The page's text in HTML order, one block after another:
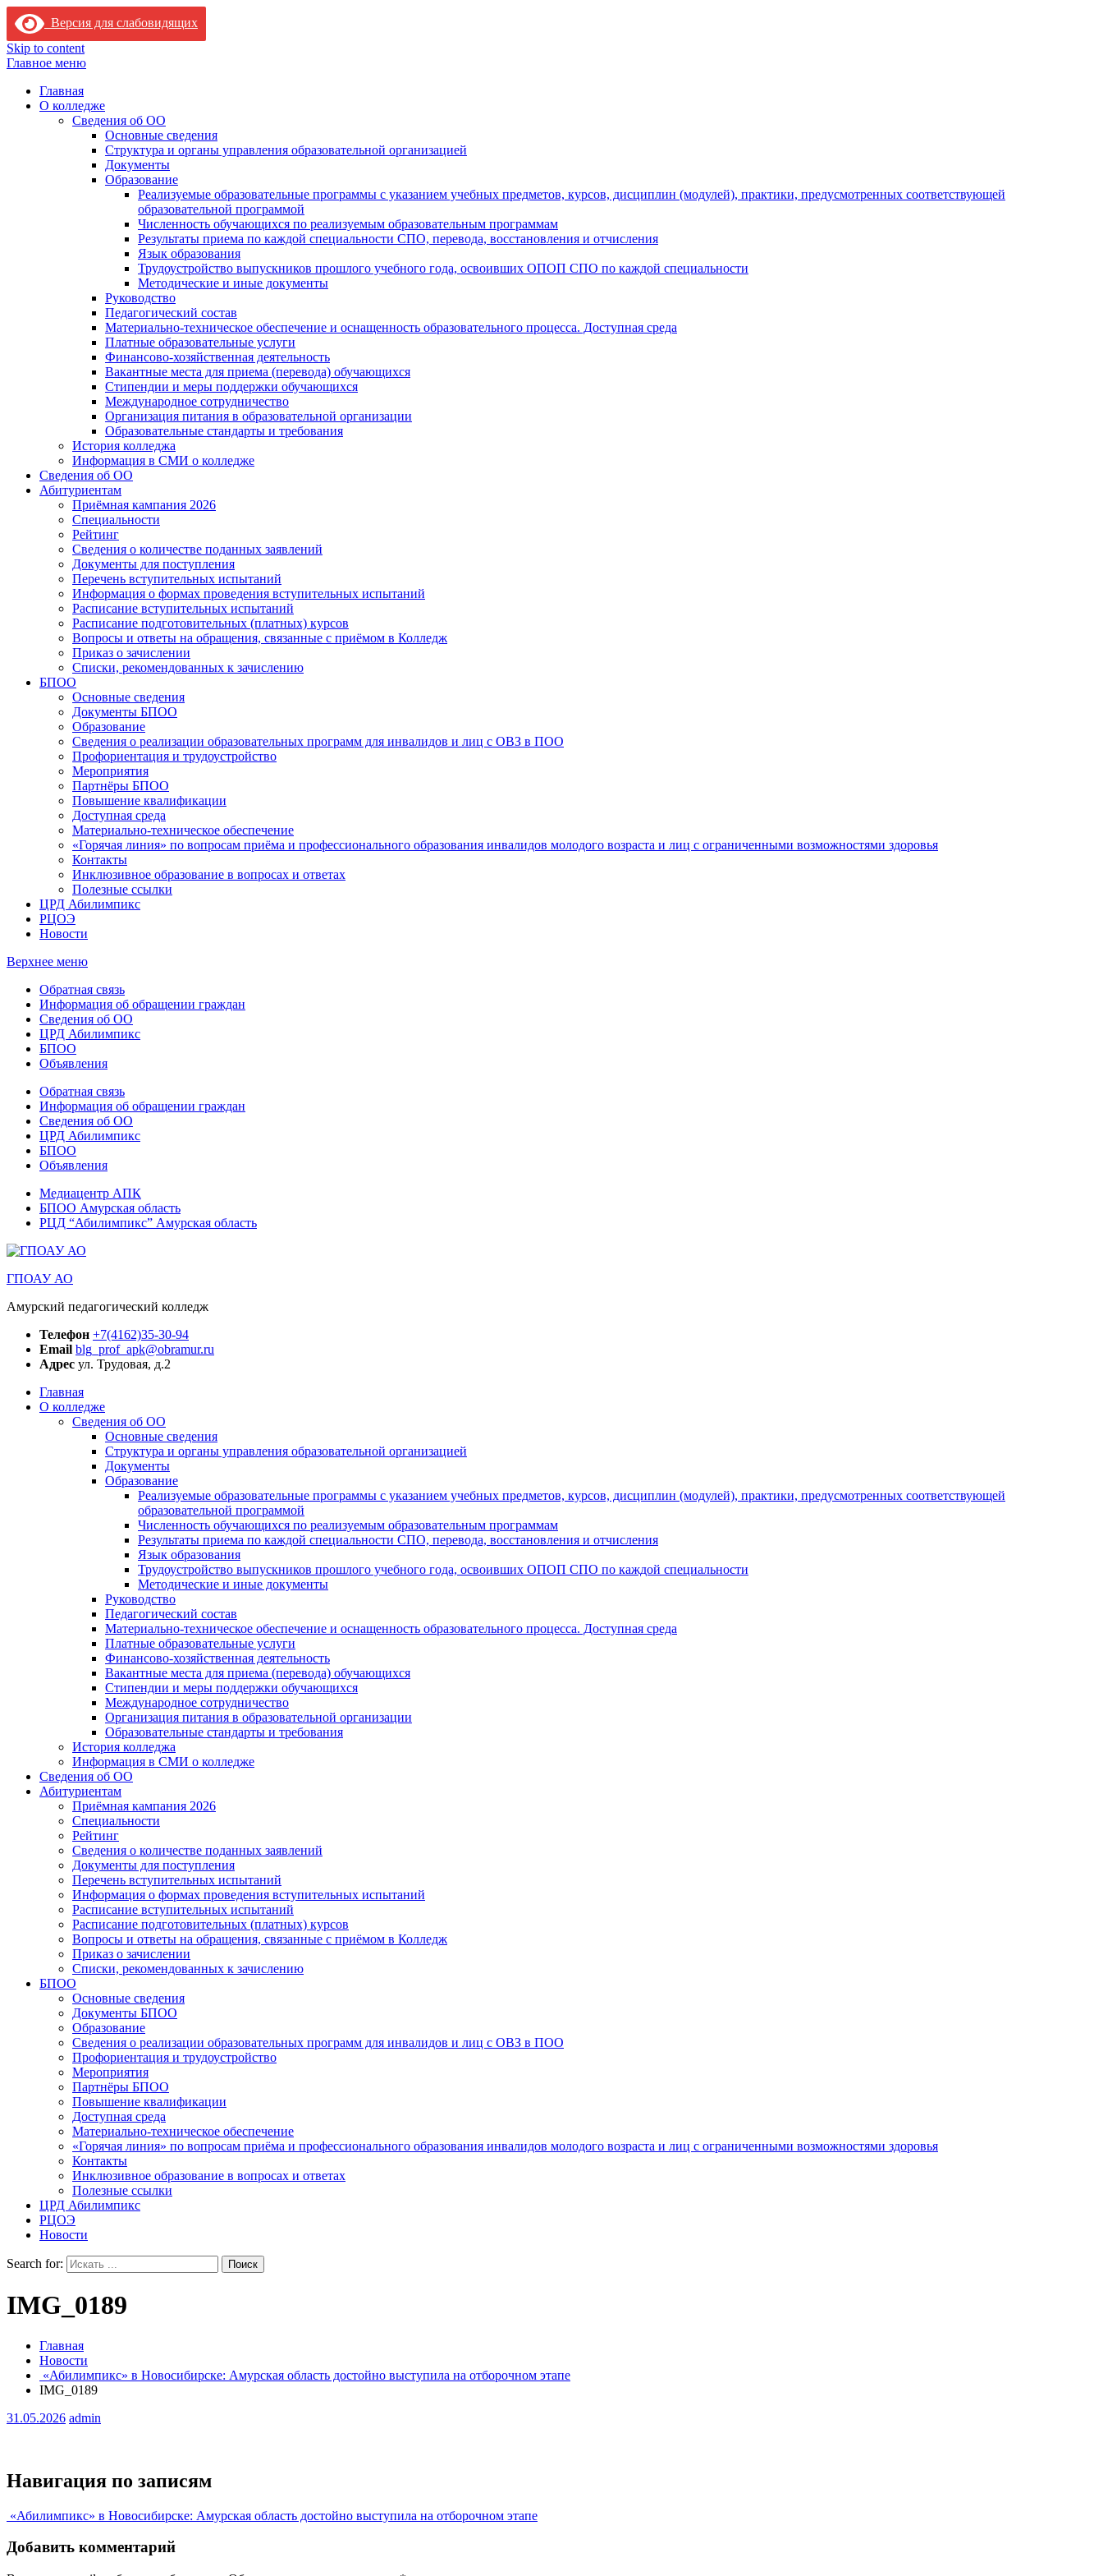
Версия для слабовидящих
Skip to content
Главное меню
Главная
О колледже
Сведения об ОО
Основные сведения
Структура и органы управления образовательной организацией
Документы
Образование
Реализуемые образовательные программы с указанием учебных предметов, курсов, дисциплин (модулей), практики, предусмотренных соответствующей
образовательной программой
Численность обучающихся по реализуемым образовательным программам
Результаты приема по каждой специальности СПО, перевода, восстановления и отчисления
Язык образования
Трудоустройство выпускников прошлого учебного года, освоивших ОПОП СПО по каждой специальности
Методические и иные документы
Руководство
Педагогический состав
Материально-техническое обеспечение и оснащенность образовательного процесса. Доступная среда
Платные образовательные услуги
Финансово-хозяйственная деятельность
Вакантные места для приема (перевода) обучающихся
Стипендии и меры поддержки обучающихся
Международное сотрудничество
Организация питания в образовательной организации
Образовательные стандарты и требования
История колледжа
Информация в СМИ о колледже
Сведения об ОО
Абитуриентам
Приёмная кампания 2026
Специальности
Рейтинг
Сведения о количестве поданных заявлений
Документы для поступления
Перечень вступительных испытаний
Информация о формах проведения вступительных испытаний
Расписание вступительных испытаний
Расписание подготовительных (платных) курсов
Вопросы и ответы на обращения, связанные с приёмом в Колледж
Приказ о зачислении
Списки, рекомендованных к зачислению
БПОО
Основные сведения
Документы БПОО
Образование
Сведения о реализации образовательных программ для инвалидов и лиц с ОВЗ в ПОО
Профориентация и трудоустройство
Мероприятия
Партнёры БПОО
Повышение квалификации
Доступная среда
Материально-техническое обеспечение
«Горячая линия» по вопросам приёма и профессионального образования инвалидов молодого возраста и лиц с ограниченными возможностями здоровья
Контакты
Инклюзивное образование в вопросах и ответах
Полезные ссылки
ЦРД Абилимпикс
РЦОЭ
Новости
Верхнее меню
Обратная связь
Информация об обращении граждан
Сведения об ОО
ЦРД Абилимпикс
БПОО
Объявления
Обратная связь
Информация об обращении граждан
Сведения об ОО
ЦРД Абилимпикс
БПОО
Объявления
Медиацентр АПК
БПОО Амурская область
РЦД “Абилимпикс” Амурская область
ГПОАУ АО
Амурский педагогический колледж
Телефон +7(4162)35-30-94
Email blg_prof_apk@obramur.ru
Адрес ул. Трудовая, д.2
Главная
О колледже
Сведения об ОО
Основные сведения
Структура и органы управления образовательной организацией
Документы
Образование
Реализуемые образовательные программы с указанием учебных предметов, курсов, дисциплин (модулей), практики, предусмотренных соответствующей
образовательной программой
Численность обучающихся по реализуемым образовательным программам
Результаты приема по каждой специальности СПО, перевода, восстановления и отчисления
Язык образования
Трудоустройство выпускников прошлого учебного года, освоивших ОПОП СПО по каждой специальности
Методические и иные документы
Руководство
Педагогический состав
Материально-техническое обеспечение и оснащенность образовательного процесса. Доступная среда
Платные образовательные услуги
Финансово-хозяйственная деятельность
Вакантные места для приема (перевода) обучающихся
Стипендии и меры поддержки обучающихся
Международное сотрудничество
Организация питания в образовательной организации
Образовательные стандарты и требования
История колледжа
Информация в СМИ о колледже
Сведения об ОО
Абитуриентам
Приёмная кампания 2026
Специальности
Рейтинг
Сведения о количестве поданных заявлений
Документы для поступления
Перечень вступительных испытаний
Информация о формах проведения вступительных испытаний
Расписание вступительных испытаний
Расписание подготовительных (платных) курсов
Вопросы и ответы на обращения, связанные с приёмом в Колледж
Приказ о зачислении
Списки, рекомендованных к зачислению
БПОО
Основные сведения
Документы БПОО
Образование
Сведения о реализации образовательных программ для инвалидов и лиц с ОВЗ в ПОО
Профориентация и трудоустройство
Мероприятия
Партнёры БПОО
Повышение квалификации
Доступная среда
Материально-техническое обеспечение
«Горячая линия» по вопросам приёма и профессионального образования инвалидов молодого возраста и лиц с ограниченными возможностями здоровья
Контакты
Инклюзивное образование в вопросах и ответах
Полезные ссылки
ЦРД Абилимпикс
РЦОЭ
Новости
Search for:
IMG_0189
Главная
Новости
«Абилимпикс» в Новосибирске: Амурская область достойно выступила на отборочном этапе
IMG_0189
31.05.2026 admin
Навигация по записям
«Абилимпикс» в Новосибирске: Амурская область достойно выступила на отборочном этапе
Добавить комментарий